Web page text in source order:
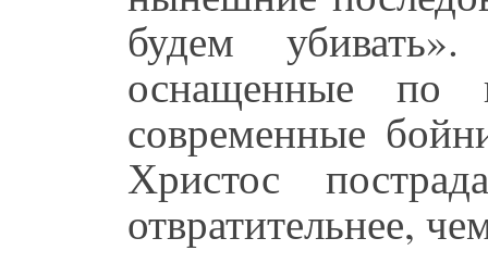
будем
оснащенные по
современные
Христос
отвратительнее,